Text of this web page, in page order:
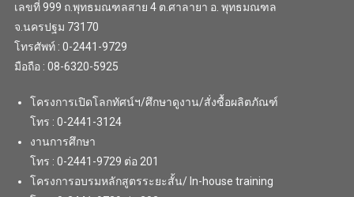
เลขที่ 999 ถ.พุทธมณฑลสาย 4 ต.ศาลายา อ. พุทธมณฑล
จ.นครปฐม 73170
โทรศัพท์ : 0-2441-9729
มือถือ : 08-6320-5925
โครงการเปิดโลกทัศน์ฯ/ศึกษาดูงาน/สั่งซื้อผลิตภัณฑ์
โทร : 0-2441-3124
งานการศึกษา
โทร : 0-2441-9729 ต่อ 201
โครงการอบรมหลักสูตรระยะสั้น/ In-house training